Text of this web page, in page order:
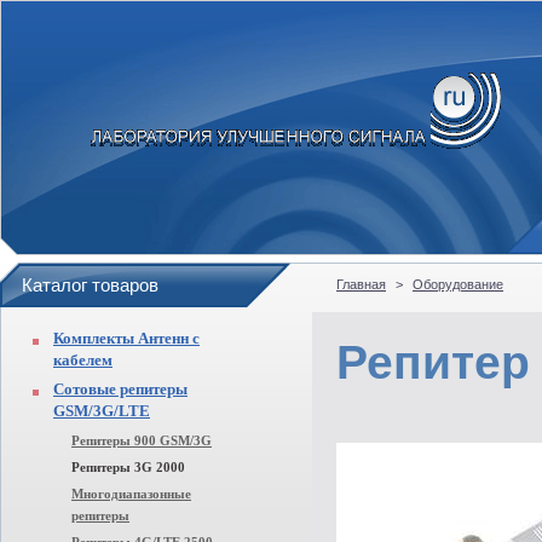
Каталог товаров
Комплекты Антенн с
кабелем
Сотовые репитеры
GSM/3G/LTE
Репитеры 900 GSM/3G
Репитеры 3G 2000
Многодиапазонные
репитеры
Главная > Оборудование
Репитер